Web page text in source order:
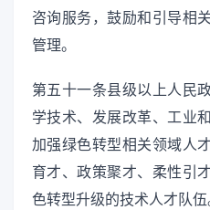
咨询服务，鼓励和引导相
管理。
第五十一条县级以上人民
学技术、发展改革、工业
加强绿色转型相关领域人
育才、政策聚才、柔性引
色转型升级的技术人才队伍